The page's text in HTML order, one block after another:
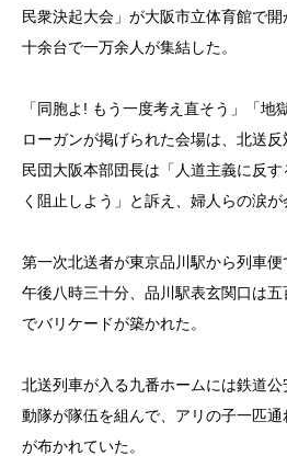
民衆決起大会」が大阪市立体育館で
十余台で一万余人が集結した。
「同胞よ! もう一度考え直そう」「地
ローガンが掲げられた会場は、北送
民団大阪本部団長は「人道主義に反
く阻止しよう」と訴え、婦人らの涙が
第一次北送者が東京品川駅から列車
午後八時三十分、品川駅表玄関口は
でバリケードが築かれた。
北送列車が入る九番ホームには鉄道
動隊が隊伍を組んで、アリの子一匹
が布かれていた。